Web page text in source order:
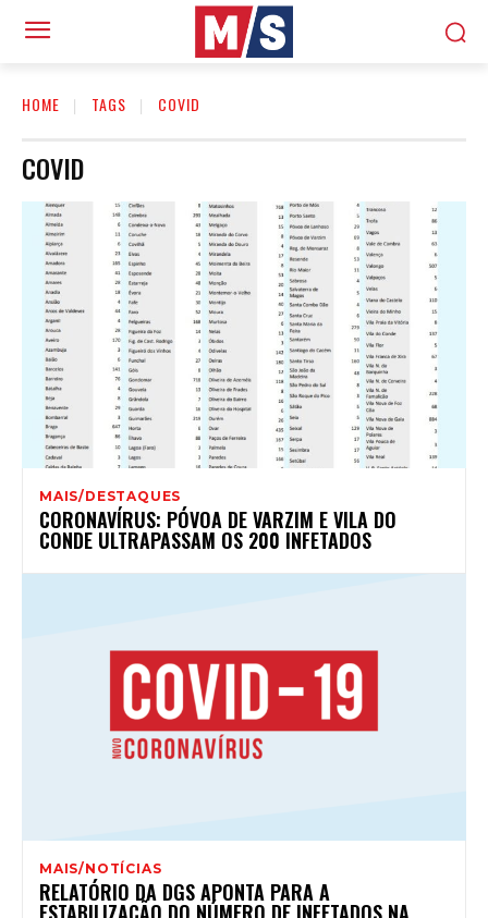
HOME TAGS COVID
COVID
MAIS/DESTAQUES
CORONAVÍRUS: PÓVOA DE VARZIM E VILA DO
CONDE ULTRAPASSAM OS 200 INFETADOS
MAIS/NOTÍCIAS
RELATÓRIO DA DGS APONTA PARA A
ESTABILIZAÇÃO DO NÚMERO DE INFETADOS NA